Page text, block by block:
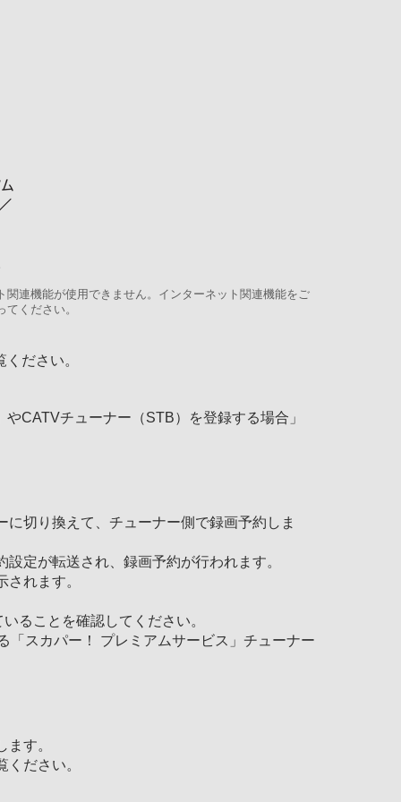
関連機能が使用できません。インターネット関連機能をご
ください。
ださい。
CATVチューナー（STB）を登録する場合」
切り換えて、チューナー側で録画予約しま
定が転送され、録画予約が行われます。
れます。
ることを確認してください。
「スカパー！ プレミアムサービス」チューナー
す。
ださい。